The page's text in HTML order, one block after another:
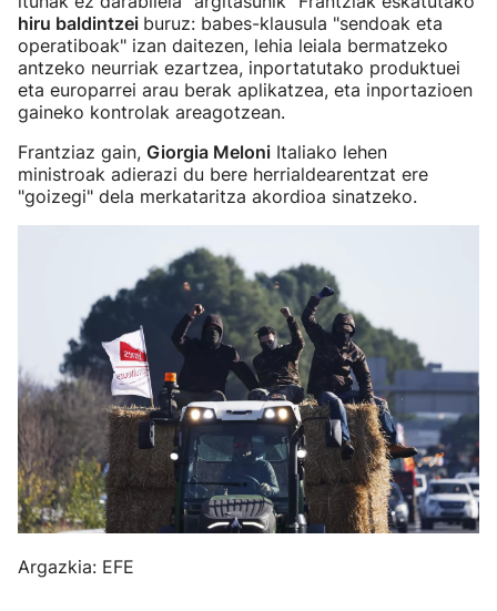
hiru baldintzei buruz: babes-klausula "sendoak eta
operatiboak" izan daitezen, lehia leiala bermatzeko
antzeko neurriak ezartzea, inportatutako produktuei
eta europarrei arau berak aplikatzea, eta inportazioen
gaineko kontrolak areagotzean.
Frantziaz gain, Giorgia Meloni Italiako lehen
ministroak adierazi du bere herrialdearentzat ere
"goizegi" dela merkataritza akordioa sinatzeko.
Argazkia: EFE